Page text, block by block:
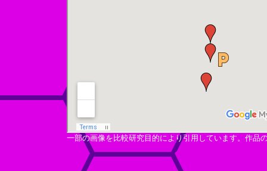
一部の画像を比較研究目的により引用しています。作品